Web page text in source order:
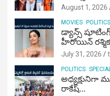
August 1, 2026
MOVIES POLITICS
డ్యాన్స్
హీరోయిన్
July 31, 2026
POLITICS SPECIAL
రాకేష్‌…